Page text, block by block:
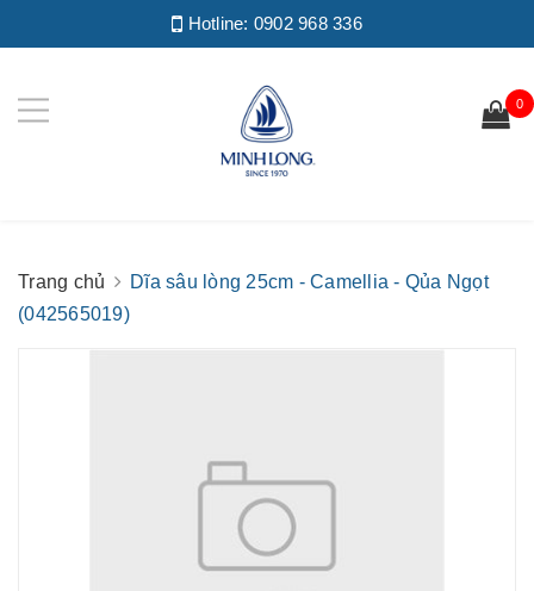
Hotline: 0902 968 336
0
Trang chủ
Dĩa sâu lòng 25cm - Camellia - Qủa Ngọt
(042565019)